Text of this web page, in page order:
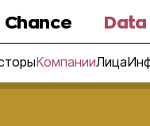
Chance Data
КомпанииЛица